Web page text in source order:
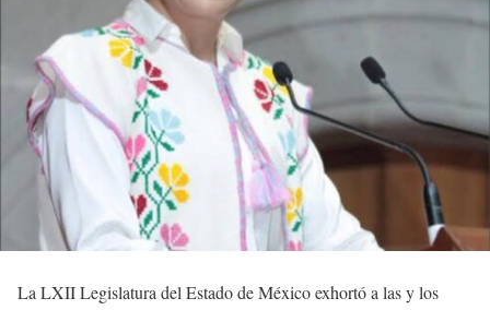
La LXII Legislatura del Estado de México exhortó a las y los